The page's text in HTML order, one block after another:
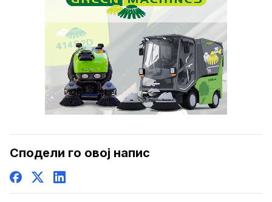
Сподели го овој напис